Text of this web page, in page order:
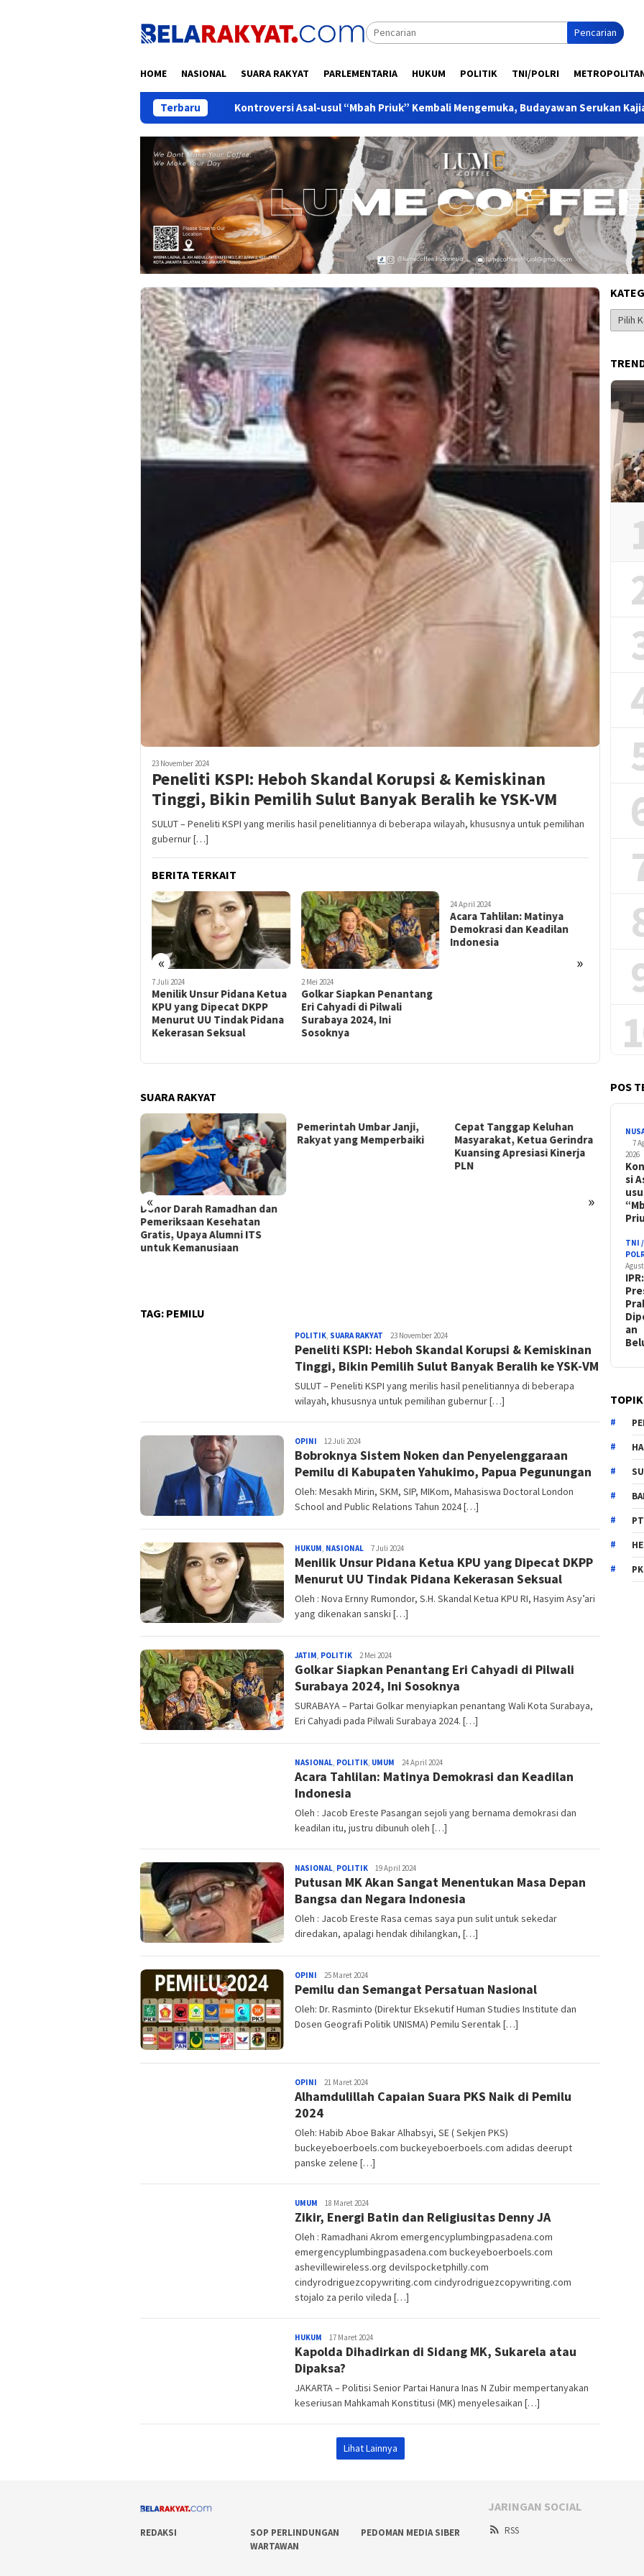
Pencarian
HOME NASIONAL SUARA RAKYAT PARLEMENTARIA HUKUM POLITIK TNI/POLRI
Terbaru
Kontroversi Asal-usul “Mbah Priuk” Kembali Mengemuka, Budayawan Serukan Kajian Ilmiah Demi
23 November 2024
Peneliti KSPI: Heboh Skandal Korupsi & Kemiskinan
Tinggi, Bikin Pemilih Sulut Banyak Beralih ke YSK-VM
SULUT – Peneliti KSPI yang merilis hasil penelitiannya di beberapa wilayah, khususnya untuk pemilihan
gubernur […]
BERITA TERKAIT
« »
7 Juli 2024
Menilik Unsur Pidana Ketua
KPU yang Dipecat DKPP
Menurut UU Tindak Pidana
Kekerasan Seksual
2 Mei 2024
Golkar Siapkan Penantang
Eri Cahyadi di Pilwali
Surabaya 2024, Ini
Sosoknya
24 April 2024
Acara Tahlilan: Matinya
Demokrasi dan Keadilan
Indonesia
19 April 2024
Bangsa
Indonesia
SUARA RAKYAT
« »
Donor Darah Ramadhan dan
Pemeriksaan Kesehatan
Gratis, Upaya Alumni ITS
untuk Kemanusiaan
Pemerintah Umbar Janji,
Rakyat yang Memperbaiki
Cepat Tanggap Keluhan
Masyarakat, Ketua Gerindra
Kuansing Apresiasi Kinerja
PLN
PLN
TAG: PEMILU
POLITIK, SUARA RAKYAT Biro
Jatim
23 November 2024
Peneliti KSPI: Heboh Skandal Korupsi & Kemiskinan
Tinggi, Bikin Pemilih Sulut Banyak Beralih ke YSK-VM
SULUT – Peneliti KSPI yang merilis hasil penelitiannya di beberapa
wilayah, khususnya untuk pemilihan gubernur […]
OPINI Belarakyat
12 Juli 2024
Bobroknya Sistem Noken dan Penyelenggaraan
Pemilu di Kabupaten Yahukimo, Papua Pegunungan
Oleh: Mesakh Mirin, SKM, SIP, MIKom, Mahasiswa Doctoral London
School and Public Relations Tahun 2024 […]
HUKUM, NASIONAL Biro
Jatim
7 Juli 2024
Menilik Unsur Pidana Ketua KPU yang Dipecat DKPP
Menurut UU Tindak Pidana Kekerasan Seksual
Oleh : Nova Ernny Rumondor, S.H. Skandal Ketua KPU RI, Hasyim Asy’ari
yang dikenakan sanski […]
JATIM, POLITIK Biro
Jatim
2 Mei 2024
Golkar Siapkan Penantang Eri Cahyadi di Pilwali
Surabaya 2024, Ini Sosoknya
SURABAYA – Partai Golkar menyiapkan penantang Wali Kota Surabaya,
Eri Cahyadi pada Pilwali Surabaya 2024. […]
NASIONAL, POLITIK, UMUM Biro
Jatim
24 April 2024
Acara Tahlilan: Matinya Demokrasi dan Keadilan
Indonesia
Oleh : Jacob Ereste Pasangan sejoli yang bernama demokrasi dan
keadilan itu, justru dibunuh oleh […]
NASIONAL, POLITIK Biro
Jatim
19 April 2024
Putusan MK Akan Sangat Menentukan Masa Depan
Bangsa dan Negara Indonesia
Oleh : Jacob Ereste Rasa cemas saya pun sulit untuk sekedar
diredakan, apalagi hendak dihilangkan, […]
OPINI Belarakyat
25 Maret 2024
Pemilu dan Semangat Persatuan Nasional
Oleh: Dr. Rasminto (Direktur Eksekutif Human Studies Institute dan
Dosen Geografi Politik UNISMA) Pemilu Serentak […]
OPINI Belarakyat
21 Maret 2024
Alhamdulillah Capaian Suara PKS Naik di Pemilu
2024
Oleh: Habib Aboe Bakar Alhabsyi, SE ( Sekjen PKS)
buckeyeboerboels.com buckeyeboerboels.com adidas deerupt
panske zelene […]
UMUM Biro
Jatim
18 Maret 2024
Zikir, Energi Batin dan Religiusitas Denny JA
Oleh : Ramadhani Akrom emergencyplumbingpasadena.com
emergencyplumbingpasadena.com buckeyeboerboels.com
ashevillewireless.org devilspocketphilly.com
cindyrodriguezcopywriting.com cindyrodriguezcopywriting.com
stojalo za perilo vileda […]
HUKUM Belarakyat
17 Maret 2024
Kapolda Dihadirkan di Sidang MK, Sukarela atau
Dipaksa?
JAKARTA – Politisi Senior Partai Hanura Inas N Zubir mempertanyakan
keseriusan Mahkamah Konstitusi (MK) menyelesaikan […]
Lihat Lainnya
Berita
POS
7
2026
si
TNI /
IPR:
an
REDAKSI
SOP PERLINDUNGAN
WARTAWAN
PEDOMAN MEDIA SIBER
JARINGAN SOCIAL
RSS